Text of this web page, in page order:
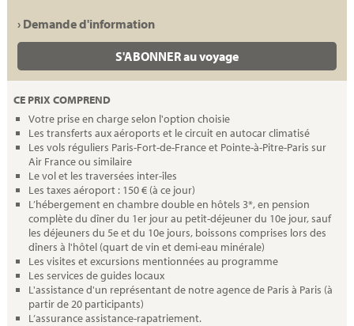
› Demande d'information
S'ABONNER au voyage
CE PRIX COMPREND
Votre prise en charge selon l'option choisie
Les transferts aux aéroports et le circuit en autocar climatisé
Les vols réguliers Paris-Fort-de-France et Pointe-à-Pitre-Paris sur
Air France ou similaire
Le vol et les traversées inter-îles
Les taxes aéroport : 150 € (à ce jour)
L’hébergement en chambre double en hôtels 3*, en pension
complète du dîner du 1er jour au petit-déjeuner du 10e jour, sauf
les déjeuners du 5e et du 10e jours, boissons comprises lors des
dîners à l'hôtel (quart de vin et demi-eau minérale)
Les visites et excursions mentionnées au programme
Les services de guides locaux
L'assistance d'un représentant de notre agence de Paris à Paris (à
partir de 20 participants)
L’assurance assistance-rapatriement.